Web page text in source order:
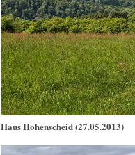
Haus Hohenscheid (27.05.2013)